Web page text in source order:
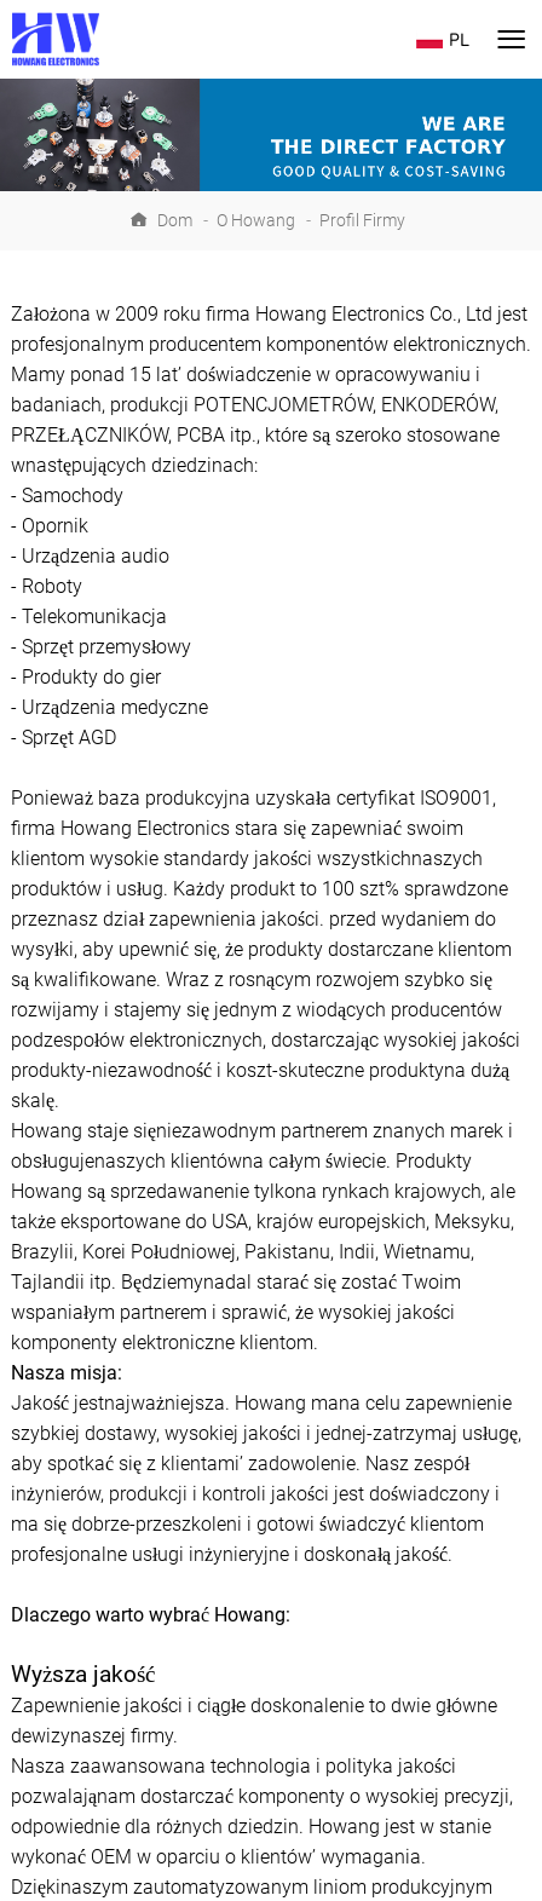
PL
Dom - O Howang - Profil Firmy
Założona w 2009 roku firma Howang Electronics Co., Ltd jest
profesjonalnym producentem komponentów elektronicznych.
Mamy ponad 15 lat’ doświadczenie w opracowywaniu i
badaniach, produkcji POTENCJOMETRÓW, ENKODERÓW,
PRZEŁĄCZNIKÓW, PCBA itp., które są szeroko stosowane
wnastępujących dziedzinach:
- Samochody
- Opornik
- Urządzenia audio
- Roboty
- Telekomunikacja
- Sprzęt przemysłowy
- Produkty do gier
- Urządzenia medyczne
- Sprzęt AGD
Ponieważ baza produkcyjna uzyskała certyfikat ISO9001,
firma Howang Electronics stara się zapewniać swoim
klientom wysokie standardy jakości wszystkichnaszych
produktów i usług. Każdy produkt to 100 szt% sprawdzone
przeznasz dział zapewnienia jakości. przed wydaniem do
wysyłki, aby upewnić się, że produkty dostarczane klientom
są kwalifikowane. Wraz z rosnącym rozwojem szybko się
rozwijamy i stajemy się jednym z wiodących producentów
podzespołów elektronicznych, dostarczając wysokiej jakości
produkty-niezawodność i koszt-skuteczne produktyna dużą
skalę.
Howang staje sięniezawodnym partnerem znanych marek i
obsługujenaszych klientówna całym świecie. Produkty
Howang są sprzedawanenie tylkona rynkach krajowych, ale
także eksportowane do USA, krajów europejskich, Meksyku,
Brazylii, Korei Południowej, Pakistanu, Indii, Wietnamu,
Tajlandii itp. Będziemynadal starać się zostać Twoim
wspaniałym partnerem i sprawić, że wysokiej jakości
komponenty elektroniczne klientom.
Nasza misja:
Jakość jestnajważniejsza. Howang mana celu zapewnienie
szybkiej dostawy, wysokiej jakości i jednej-zatrzymaj usługę,
aby spotkać się z klientami’ zadowolenie. Nasz zespół
inżynierów, produkcji i kontroli jakości jest doświadczony i
ma się dobrze-przeszkoleni i gotowi świadczyć klientom
profesjonalne usługi inżynieryjne i doskonałą jakość.
Dlaczego warto wybrać Howang:
Wyższa jakość
Zapewnienie jakości i ciągłe doskonalenie to dwie główne
dewizynaszej firmy.
Nasza zaawansowana technologia i polityka jakości
pozwalająnam dostarczać komponenty o wysokiej precyzji,
odpowiednie dla różnych dziedzin. Howang jest w stanie
wykonać OEM w oparciu o klientów’ wymagania.
Dziękinaszym zautomatyzowanym liniom produkcyjnym